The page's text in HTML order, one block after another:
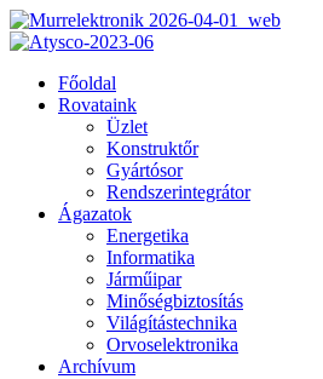
Főoldal
Rovataink
Üzlet
Konstruktőr
Gyártósor
Rendszerintegrátor
Ágazatok
Energetika
Informatika
Járműipar
Minőségbiztosítás
Világítástechnika
Orvoselektronika
Archívum